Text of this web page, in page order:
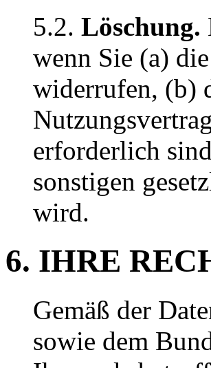
5.2. Löschung.
wenn Sie (a)
widerrufen, (b)
erforderlich
sonstigen
wird.
6. IHRE
Gemäß der
sowie dem